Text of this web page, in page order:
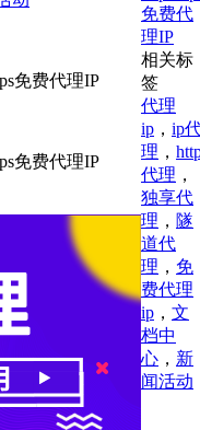
免费代理IP
免费代理IP
免费代
理IP
相关标
签
代理
ip ， ip
理 ，
代理 ，
独享代
理 ， 隧
道代
理 ， 免
费代理
ip ， 文
档中
心 ， 新
闻活动